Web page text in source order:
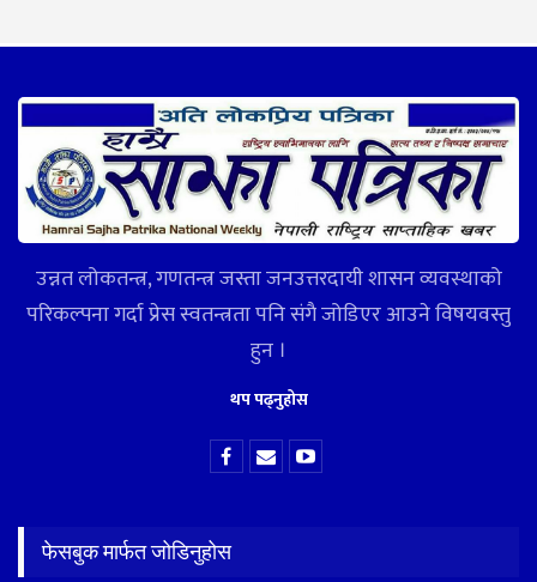
उन्नत लोकतन्त्र, गणतन्त्र जस्ता जनउत्तरदायी शासन व्यवस्थाको
परिकल्पना गर्दा प्रेस स्वतन्त्रता पनि संगै जोडिएर आउने विषयवस्तु
हुन ।
थप पढ्नुहोस
फेसबुक मार्फत जोडिनुहोस